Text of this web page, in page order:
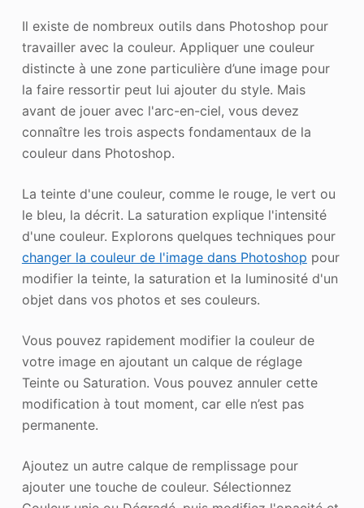
Il existe de nombreux outils dans Photoshop pour
travailler avec la couleur. Appliquer une couleur
distincte à une zone particulière d’une image pour
la faire ressortir peut lui ajouter du style. Mais
avant de jouer avec l'arc-en-ciel, vous devez
connaître les trois aspects fondamentaux de la
couleur dans Photoshop.
La teinte d'une couleur, comme le rouge, le vert ou
le bleu, la décrit. La saturation explique l'intensité
d'une couleur. Explorons quelques techniques pour
changer la couleur de l'image dans Photoshop pour
modifier la teinte, la saturation et la luminosité d'un
objet dans vos photos et ses couleurs.
Vous pouvez rapidement modifier la couleur de
votre image en ajoutant un calque de réglage
Teinte ou Saturation. Vous pouvez annuler cette
modification à tout moment, car elle n’est pas
permanente.
Ajoutez un autre calque de remplissage pour
ajouter une touche de couleur. Sélectionnez